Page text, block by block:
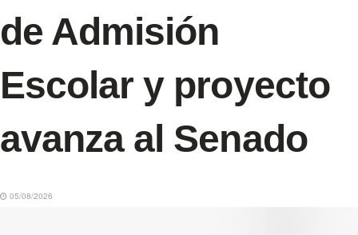
de Admisión
Escolar y proyecto
avanza al Senado
05/08/2026